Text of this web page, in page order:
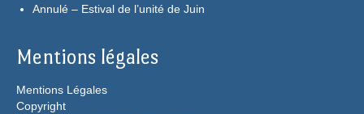
Annulé – Estival de l’unité de Juin
Mentions légales
Mentions Légales
Copyright